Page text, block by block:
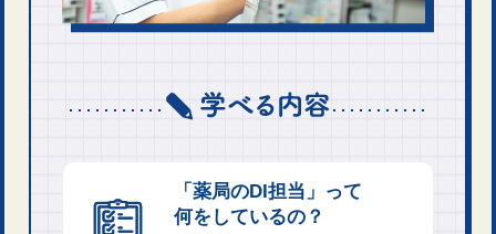
「薬局のDI担当」って
何をしているの？